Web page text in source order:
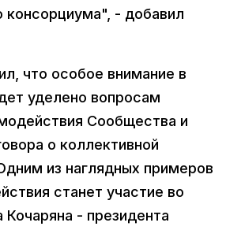
консорциума", - добавил
что особое внимание в
уделено вопросам
Сообщества и
о коллективной
из наглядных примеров
станет участие во
Кочаряна - президента